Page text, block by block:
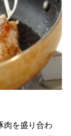
肉を盛り合わ